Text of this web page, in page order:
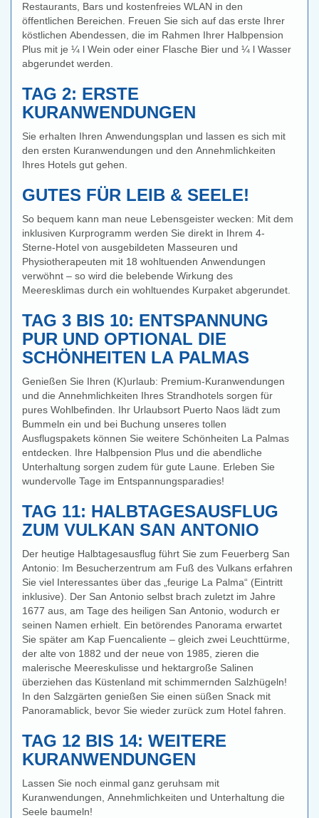
Restaurants, Bars und kostenfreies WLAN in den
öffentlichen Bereichen. Freuen Sie sich auf das erste Ihrer
köstlichen Abendessen, die im Rahmen Ihrer Halbpension
Plus mit je ¼ l Wein oder einer Flasche Bier und ¼ l Wasser
abgerundet werden.
TAG 2: ERSTE
KURANWENDUNGEN
Sie erhalten Ihren Anwendungsplan und lassen es sich mit
den ersten Kuranwendungen und den Annehmlichkeiten
Ihres Hotels gut gehen.
GUTES FÜR LEIB & SEELE!
So bequem kann man neue Lebensgeister wecken: Mit dem
inklusiven Kurprogramm werden Sie direkt in Ihrem 4-
Sterne-Hotel von ausgebildeten Masseuren und
Physiotherapeuten mit 18 wohltuenden Anwendungen
verwöhnt – so wird die belebende Wirkung des
Meeresklimas durch ein wohltuendes Kurpaket abgerundet.
TAG 3 BIS 10: ENTSPANNUNG
PUR UND OPTIONAL DIE
SCHÖNHEITEN LA PALMAS
Genießen Sie Ihren (K)urlaub: Premium-Kuranwendungen
und die Annehmlichkeiten Ihres Strandhotels sorgen für
pures Wohlbefinden. Ihr Urlaubsort Puerto Naos lädt zum
Bummeln ein und bei Buchung unseres tollen
Ausflugspakets können Sie weitere Schönheiten La Palmas
entdecken. Ihre Halbpension Plus und die abendliche
Unterhaltung sorgen zudem für gute Laune. Erleben Sie
wundervolle Tage im Entspannungsparadies!
TAG 11: HALBTAGESAUSFLUG
ZUM VULKAN SAN ANTONIO
Der heutige Halbtagesausflug führt Sie zum Feuerberg San
Antonio: Im Besucherzentrum am Fuß des Vulkans erfahren
Sie viel Interessantes über das „feurige La Palma“ (Eintritt
inklusive). Der San Antonio selbst brach zuletzt im Jahre
1677 aus, am Tage des heiligen San Antonio, wodurch er
seinen Namen erhielt. Ein betörendes Panorama erwartet
Sie später am Kap Fuencaliente – gleich zwei Leuchttürme,
der alte von 1882 und der neue von 1985, zieren die
malerische Meereskulisse und hektargroße Salinen
überziehen das Küstenland mit schimmernden Salzhügeln!
In den Salzgärten genießen Sie einen süßen Snack mit
Panoramablick, bevor Sie wieder zurück zum Hotel fahren.
TAG 12 BIS 14: WEITERE
KURANWENDUNGEN
Lassen Sie noch einmal ganz geruhsam mit
Kuranwendungen, Annehmlichkeiten und Unterhaltung die
Seele baumeln!